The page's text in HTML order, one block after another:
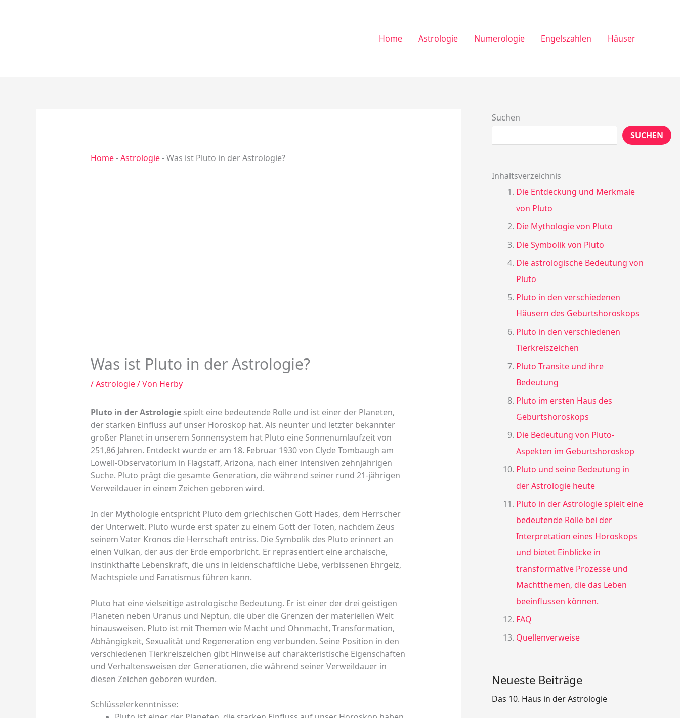
Home Astrologie Numerologie Engelszahlen Häuser
Home-Astrologie-Was ist Pluto in der Astrologie?
Was ist Pluto in der Astrologie?
/Astrologie/ Von Herby
Pluto in der Astrologiespielt eine bedeutende Rolle und ist einer der Planeten,
der starken Einfluss auf unser Horoskop hat. Als neunter und letzter bekannter
großer Planet in unserem Sonnensystem hat Pluto eine Sonnenumlaufzeit von
251,86 Jahren. Entdeckt wurde er am 18. Februar 1930 von Clyde Tombaugh am
Lowell-Observatorium in Flagstaff, Arizona, nach einer intensiven zehnjährigen
Suche. Pluto prägt die gesamte Generation, die während seiner rund 21-jährigen
Verweildauer in einem Zeichen geboren wird.
In der Mythologie entspricht Pluto dem griechischen Gott Hades, dem Herrscher
der Unterwelt. Pluto wurde erst später zu einem Gott der Toten, nachdem Zeus
seinem Vater Kronos die Herrschaft entriss. Die Symbolik des Pluto erinnert an
einen Vulkan, der aus der Erde emporbricht. Er repräsentiert eine archaische,
instinkthafte Lebenskraft, die uns in leidenschaftliche Liebe, verbissenen Ehrgeiz,
Machtspiele und Fanatismus führen kann.
Pluto hat eine vielseitige astrologische Bedeutung. Er ist einer der drei geistigen
Planeten neben Uranus und Neptun, die über die Grenzen der materiellen Welt
hinausweisen. Pluto ist mit Themen wie Macht und Ohnmacht, Transformation,
Abhängigkeit, Sexualität und Regeneration eng verbunden. Seine Position in den
verschiedenen Tierkreiszeichen gibt Hinweise auf charakteristische Eigenschaften
und Verhaltensweisen der Generationen, die während seiner Verweildauer in
diesen Zeichen geboren wurden.
Schlüsselerkenntnisse:
Suchen
SUCHEN
Inhaltsverzeichnis
Die Entdeckung und Merkmale
von Pluto
Die Mythologie von Pluto
Die Symbolik von Pluto
Die astrologische Bedeutung von
Pluto
Pluto in den verschiedenen
Häusern des Geburtshoroskops
Pluto in den verschiedenen
Tierkreiszeichen
Pluto Transite und ihre
Bedeutung
Pluto im ersten Haus des
Geburtshoroskops
Die Bedeutung von Pluto-
Aspekten im Geburtshoroskop
Pluto und seine Bedeutung in
der Astrologie heute
Pluto in der Astrologie spielt eine
bedeutende Rolle bei der
Interpretation eines Horoskops
und bietet Einblicke in
transformative Prozesse und
Machtthemen, die das Leben
beeinflussen können.
FAQ
Quellenverweise
Neueste Beiträge
Das 10. Haus in der Astrologie